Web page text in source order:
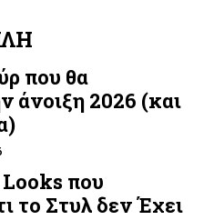
που θα
άνοιξη 2026 (και
που
το Στυλ δεν Έχει